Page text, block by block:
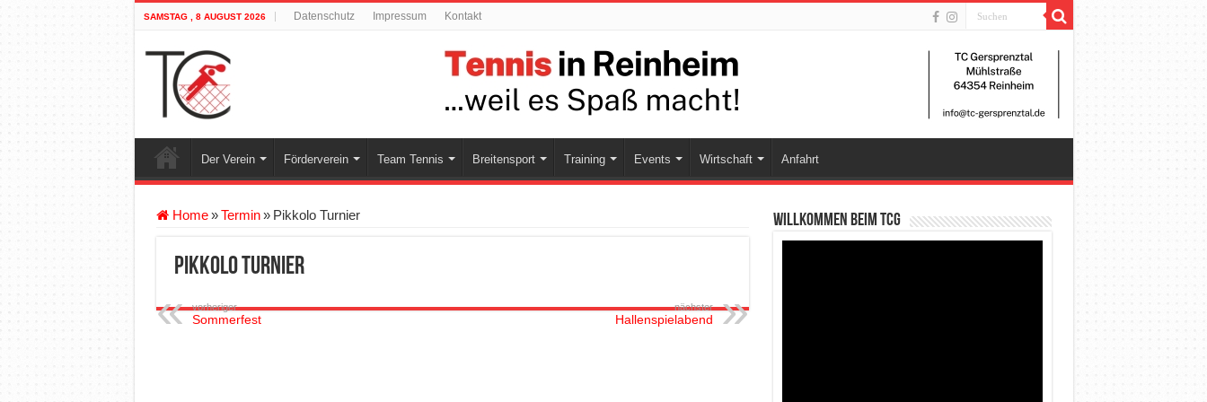
SAMSTAG , 8 AUGUST 2026 Datenschutz Impressum Kontakt
Der Verein Förderverein Team Tennis Breitensport Training Events Wirtschaft Anfahrt
Home » Termin » Pikkolo Turnier
Pikkolo Turnier
vorheriger
Sommerfest
nächster
Hallenspielabend
Willkommen beim TCG